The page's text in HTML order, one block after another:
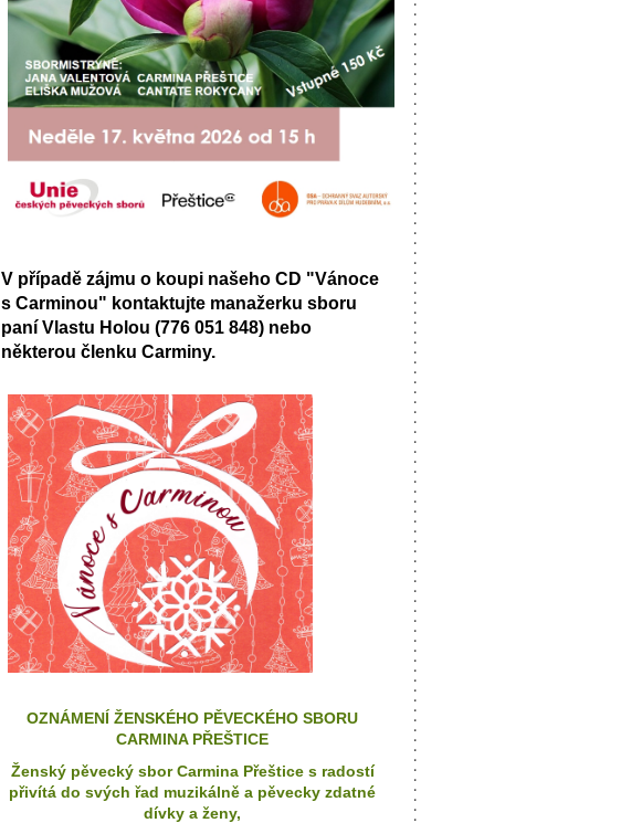
V případě zájmu o koupi našeho CD "Vánoce
s Carminou" kontaktujte manažerku sboru
paní Vlastu Holou (776 051 848) nebo
některou členku Carminy.
OZNÁMENÍ ŽENSKÉHO PĚVECKÉHO SBORU
CARMINA PŘEŠTICE
Ženský pěvecký sbor Carmina Přeštice s radostí
přivítá do svých řad muzikálně a pěvecky zdatné
dívky a ženy,